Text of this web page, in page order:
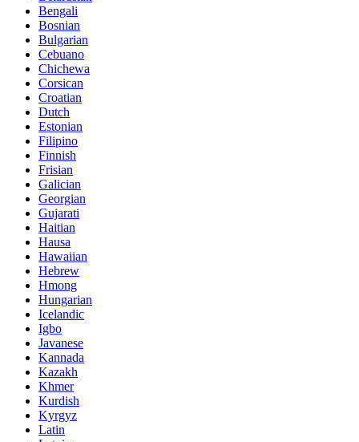
Bengali
Bosnian
Bulgarian
Cebuano
Chichewa
Corsican
Croatian
Dutch
Estonian
Filipino
Finnish
Frisian
Galician
Georgian
Gujarati
Haitian
Hausa
Hawaiian
Hebrew
Hmong
Hungarian
Icelandic
Igbo
Javanese
Kannada
Kazakh
Khmer
Kurdish
Kyrgyz
Latin